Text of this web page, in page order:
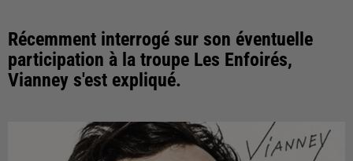
Récemment interrogé sur son éventuelle
participation à la troupe Les Enfoirés,
Vianney s'est expliqué.